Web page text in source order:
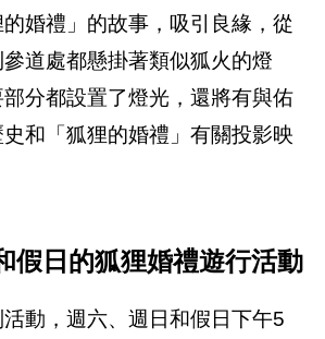
婚禮」的故事，吸引良緣，從
道處都懸掛著類似狐火的燈
分都設置了燈光，還將有與佑
和「狐狸的婚禮」有關投影映
假日的狐狸婚禮遊行活動
動，週六、週日和假日下午5